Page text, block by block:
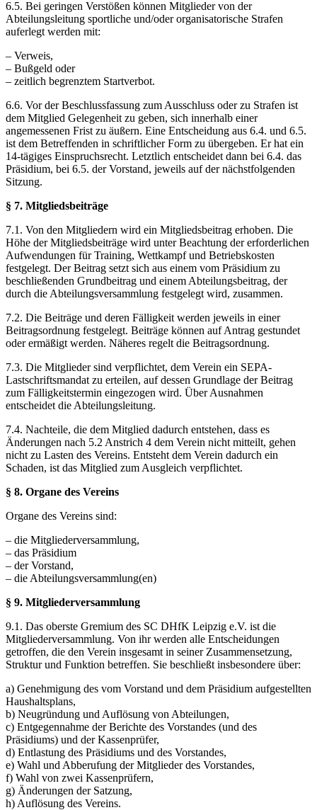
6.5. Bei geringen Verstößen können Mitglieder von der
Abteilungsleitung sportliche und/oder organisatorische Strafen
auferlegt werden mit:
– Verweis,
– Bußgeld oder
– zeitlich begrenztem Startverbot.
6.6. Vor der Beschlussfassung zum Ausschluss oder zu Strafen ist
dem Mitglied Gelegenheit zu geben, sich innerhalb einer
angemessenen Frist zu äußern. Eine Entscheidung aus 6.4. und 6.5.
ist dem Betreffenden in schriftlicher Form zu übergeben. Er hat ein
14-tägiges Einspruchsrecht. Letztlich entscheidet dann bei 6.4. das
Präsidium, bei 6.5. der Vorstand, jeweils auf der nächstfolgenden
Sitzung.
§ 7. Mitgliedsbeiträge
7.1. Von den Mitgliedern wird ein Mitgliedsbeitrag erhoben. Die
Höhe der Mitgliedsbeiträge wird unter Beachtung der erforderlichen
Aufwendungen für Training, Wettkampf und Betriebskosten
festgelegt. Der Beitrag setzt sich aus einem vom Präsidium zu
beschließenden Grundbeitrag und einem Abteilungsbeitrag, der
durch die Abteilungsversammlung festgelegt wird, zusammen.
7.2. Die Beiträge und deren Fälligkeit werden jeweils in einer
Beitragsordnung festgelegt. Beiträge können auf Antrag gestundet
oder ermäßigt werden. Näheres regelt die Beitragsordnung.
7.3. Die Mitglieder sind verpflichtet, dem Verein ein SEPA-
Lastschriftsmandat zu erteilen, auf dessen Grundlage der Beitrag
zum Fälligkeitstermin eingezogen wird. Über Ausnahmen
entscheidet die Abteilungsleitung.
7.4. Nachteile, die dem Mitglied dadurch entstehen, dass es
Änderungen nach 5.2 Anstrich 4 dem Verein nicht mitteilt, gehen
nicht zu Lasten des Vereins. Entsteht dem Verein dadurch ein
Schaden, ist das Mitglied zum Ausgleich verpflichtet.
§ 8. Organe des Vereins
Organe des Vereins sind:
– die Mitgliederversammlung,
– das Präsidium
– der Vorstand,
– die Abteilungsversammlung(en)
§ 9. Mitgliederversammlung
9.1. Das oberste Gremium des SC DHfK Leipzig e.V. ist die
Mitgliederversammlung. Von ihr werden alle Entscheidungen
getroffen, die den Verein insgesamt in seiner Zusammensetzung,
Struktur und Funktion betreffen. Sie beschließt insbesondere über:
a) Genehmigung des vom Vorstand und dem Präsidium aufgestellten
Haushaltsplans,
b) Neugründung und Auflösung von Abteilungen,
c) Entgegennahme der Berichte des Vorstandes (und des
Präsidiums) und der Kassenprüfer,
d) Entlastung des Präsidiums und des Vorstandes,
e) Wahl und Abberufung der Mitglieder des Vorstandes,
f) Wahl von zwei Kassenprüfern,
g) Änderungen der Satzung,
h) Auflösung des Vereins.